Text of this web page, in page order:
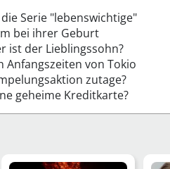
Serie "lebenswichtige"
bei ihrer Geburt
ist der Lieblingssohn?
Anfangszeiten von Tokio
zutage?
geheime Kreditkarte?